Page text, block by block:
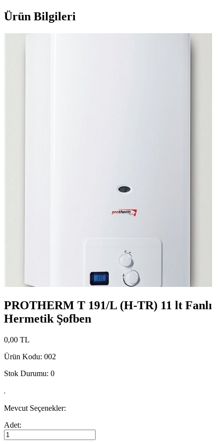
Ürün Bilgileri
PROTHERM T 191/L (H-TR) 11 lt Fanlı
Hermetik Şofben
0,00 TL
Ürün Kodu: 002
Stok Durumu: 0
Mevcut Seçenekler:
Adet: